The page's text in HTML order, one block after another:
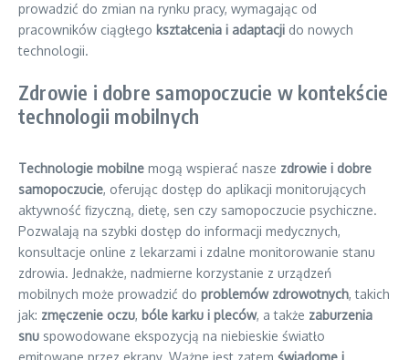
prowadzić do zmian na rynku pracy, wymagając od
pracowników ciągłego kształcenia i adaptacji do nowych
technologii.
Zdrowie i dobre samopoczucie w kontekście
technologii mobilnych
Technologie mobilne mogą wspierać nasze zdrowie i dobre
samopoczucie, oferując dostęp do aplikacji monitorujących
aktywność fizyczną, dietę, sen czy samopoczucie psychiczne.
Pozwalają na szybki dostęp do informacji medycznych,
konsultacje online z lekarzami i zdalne monitorowanie stanu
zdrowia. Jednakże, nadmierne korzystanie z urządzeń
mobilnych może prowadzić do problemów zdrowotnych, takich
jak: zmęczenie oczu, bóle karku i pleców, a także zaburzenia
snu spowodowane ekspozycją na niebieskie światło
emitowane przez ekrany. Ważne jest zatem świadome i